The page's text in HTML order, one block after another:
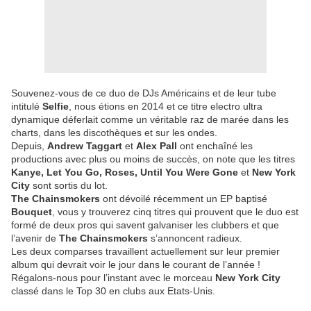
Souvenez-vous de ce duo de DJs Américains et de leur tube
intitulé Selfie , nous étions en 2014 et ce titre electro ultra
dynamique déferlait comme un véritable raz de marée dans les
charts, dans les discothèques et sur les ondes.
Depuis, Andrew Taggart et Alex Pall ont enchaîné les
productions avec plus ou moins de succès, on note que les titres
Kanye, Let You Go, Roses, Until You Were Gone et New York
City sont sortis du lot.
The Chainsmokers ont dévoilé récemment un EP baptisé
Bouquet , vous y trouverez cinq titres qui prouvent que le duo est
formé de deux pros qui savent galvaniser les clubbers et que
l’avenir de The Chainsmokers s’annoncent radieux.
Les deux comparses travaillent actuellement sur leur premier
album qui devrait voir le jour dans le courant de l’année !
Régalons-nous pour l’instant avec le morceau New York City
classé dans le Top 30 en clubs aux Etats-Unis.